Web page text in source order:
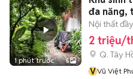
1 phút trước 5
đa năng,
Nội thất
2 triệu/
Q. Tây
VVũ Việt